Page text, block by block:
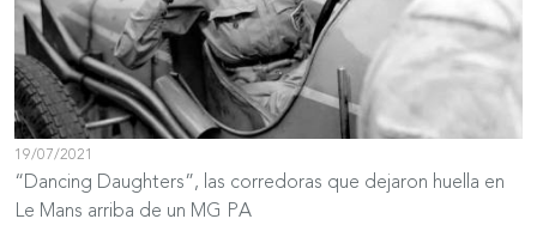
19/07/2021
“Dancing Daughters”, las corredoras que dejaron huella en
Le Mans arriba de un MG PA